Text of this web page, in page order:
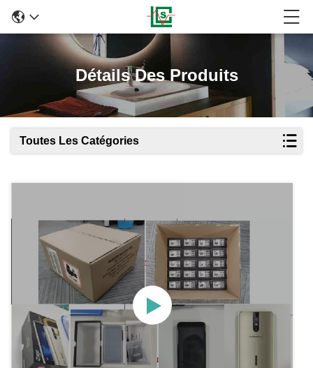
Détails Des Produits
Toutes Les Catégories